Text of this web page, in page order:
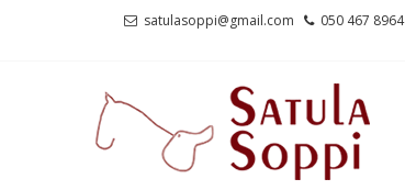
satulasoppi@gmail.com 050 467 8964